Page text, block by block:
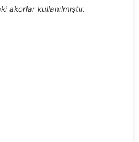
akorlar kullanılmıştır.